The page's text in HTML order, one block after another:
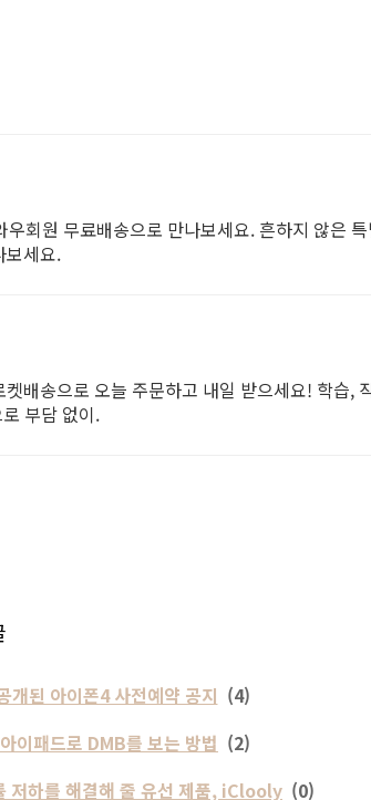
회원 무료배송으로 만나보세요. 흔하지 않은
보세요.
배송으로 오늘 주문하고 내일 받으세요! 학습,
부담 없이.
개된 아이폰4 사전예약 공지 (4)
이패드로 DMB를 보는 방법 (2)
저하를 해결해 줄 유선 제품, iClooly (0)